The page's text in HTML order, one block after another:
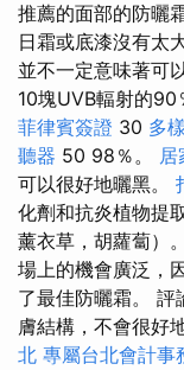
推薦的面部的防曬
日霜或底漆沒有太
並不一定意味著可
10塊UVB輻射的90
菲律賓簽證 30 多
聽器 50 98％。 居
可以很好地曬黑。
化劑和抗炎植物提
薰衣草，胡蘿蔔）。
場上的機會廣泛，
了最佳防曬霜。 評
膚結構，不會很好
北 專屬台北會計事